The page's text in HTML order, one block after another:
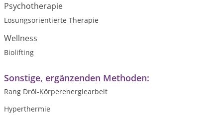
Psychotherapie
Lösungsorientierte Therapie
Wellness
Biolifting
Sonstige, ergänzenden Methoden:
Rang Dröl-Körperenergiearbeit
Hyperthermie